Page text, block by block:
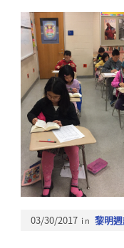
03/30/2017 in 黎明